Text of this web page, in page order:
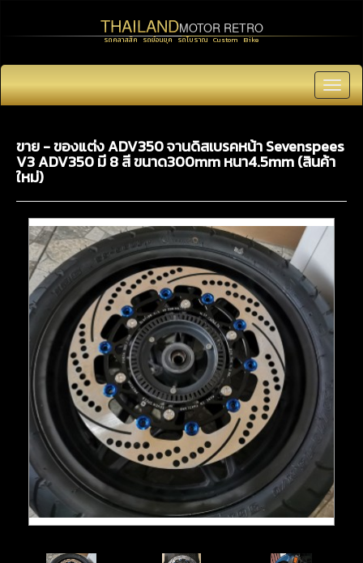
THAILANDMOTOR RETRO
รถคลาสสิค รถย้อนยุค รถโบราณ Custom Bike
ขาย - ของแต่ง ADV350 จานดิสเบรคหน้า Sevenspees
V3 ADV350 มี 8 สี ขนาด300mm หนา4.5mm (สินค้า
ใหม่)